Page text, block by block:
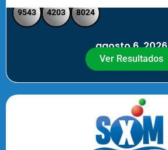
9543 4203 8024
agosto 6, 2026
Ver Resultados